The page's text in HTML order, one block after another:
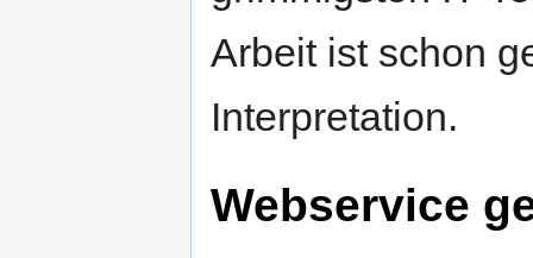
Arbeit ist schon
Interpretation.
Webservice